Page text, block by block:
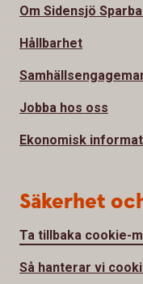
Om Sidensjö
Hållbarhet
Jobba hos oss
Ekonomisk
Säkerhet
Ta tillbaka cookie-
Så hanterar vi